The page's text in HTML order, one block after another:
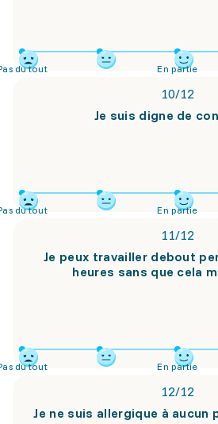
du tout En partie
10/12
Je suis digne de
du tout En partie
11/12
Je peux travailler debout
heures sans que cela
du tout En partie
12/12
Je ne suis allergique à aucun